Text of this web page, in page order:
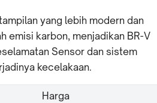
yang lebih modern dan
emisi karbon, menjadikan BR-V
Sensor dan sistem
kecelakaan.
Harga